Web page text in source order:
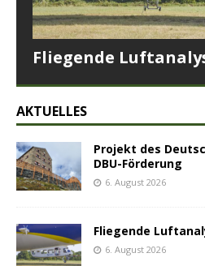
Fliegende
AKTUELLES
Projekt des
DBU-Förderung
6. August 2026
Fliegende
6. August 2026